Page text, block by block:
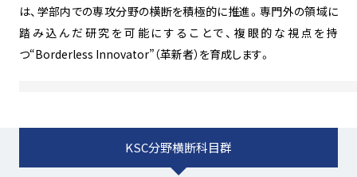
は、学部内での専攻分野の横断を積極的に推進。専門外の領域に
踏み込んだ研究を可能にすることで、複眼的な視点を持
つ“Borderless Innovator”（革新者）を育成します。
KSC分野横断科目群